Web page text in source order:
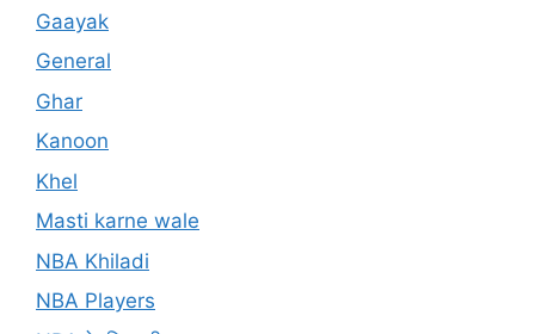
Gaayak
General
Ghar
Kanoon
Khel
Masti karne wale
NBA Khiladi
NBA Players